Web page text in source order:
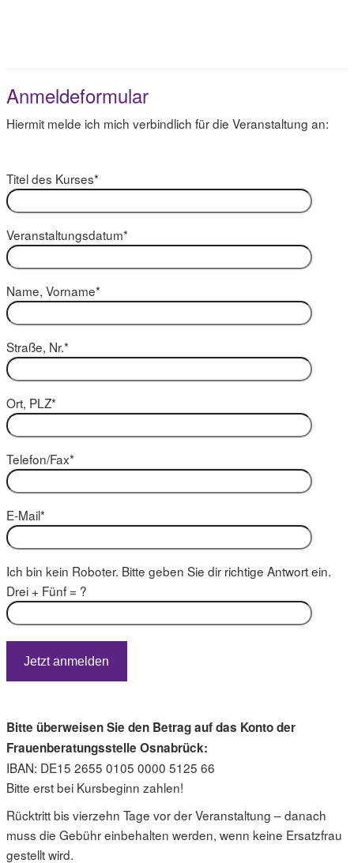
Anmeldeformular
Hiermit melde ich mich verbindlich für die Veranstaltung an:
Titel des Kurses*
Veranstaltungsdatum*
Name, Vorname*
Straße, Nr.*
Ort, PLZ*
Telefon/Fax*
E-Mail*
Ich bin kein Roboter. Bitte geben Sie dir richtige Antwort ein.
Drei + Fünf = ?
Bitte überweisen Sie den Betrag auf das Konto der
Frauenberatungsstelle Osnabrück:
IBAN: DE15 2655 0105 0000 5125 66
Bitte erst bei Kursbeginn zahlen!
Rücktritt bis vierzehn Tage vor der Veranstaltung – danach
muss die Gebühr einbehalten werden, wenn keine Ersatzfrau
gestellt wird.